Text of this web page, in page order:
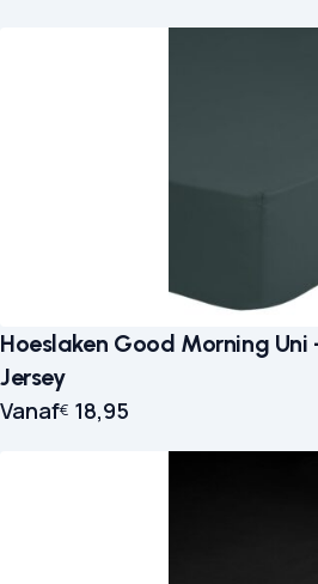
Hoeslaken Good Morning Uni
Jersey
Vanaf€ 18,95